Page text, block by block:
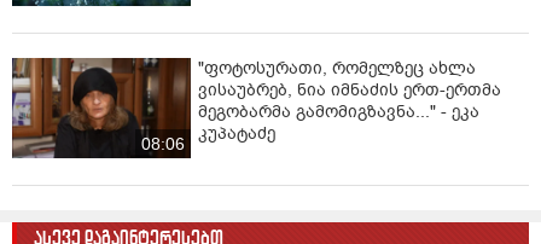
08:06
"ფოტოსურათი, რომელზეც ახლა
ვისაუბრებ, ნია იმნაძის ერთ-ერთმა
მეგობარმა გამომიგზავნა..." - ეკა
კუპატაძე
ასევე დაგაინტერესებთ